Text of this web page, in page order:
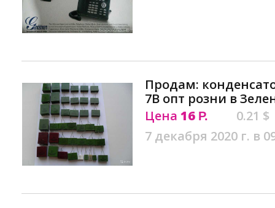
Продам:
7В опт розни в
Цена 16 Р.
0.21 $
7 декабря 2020 г. в